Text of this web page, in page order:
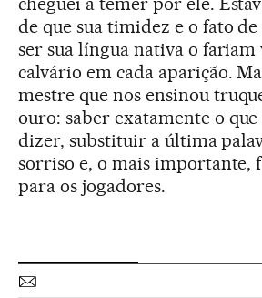
de que sua timidez e o fato
ser sua língua nativa o
calvário em cada aparição.
mestre que nos ensinou
ouro: saber exatamente o que
dizer, substituir a última
sorriso e, o mais importante,
para os jogadores.